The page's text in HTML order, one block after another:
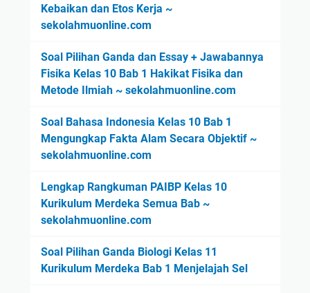
Kebaikan dan Etos Kerja ~
sekolahmuonline.com
Soal Pilihan Ganda dan Essay + Jawabannya
Fisika Kelas 10 Bab 1 Hakikat Fisika dan
Metode Ilmiah ~ sekolahmuonline.com
Soal Bahasa Indonesia Kelas 10 Bab 1
Mengungkap Fakta Alam Secara Objektif ~
sekolahmuonline.com
Lengkap Rangkuman PAIBP Kelas 10
Kurikulum Merdeka Semua Bab ~
sekolahmuonline.com
Soal Pilihan Ganda Biologi Kelas 11
Kurikulum Merdeka Bab 1 Menjelajah Sel